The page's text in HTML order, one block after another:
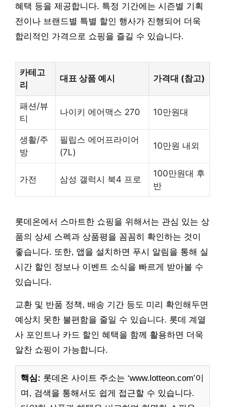
혜택 등을 제공합니다. 특정 기간에는 시즌별 기획
전이나 브랜드별 특별 할인 행사가 진행되어 더욱
합리적인 가격으로 쇼핑을 즐길 수 있습니다.
카테고
리
대표 상품 예시 가격대 (참고)
패션/뷰
티
나이키 에어맥스 270 10만원대
생활/주
방
필립스 에어프라이어
(7L)
10만원 내외
가전 삼성 갤럭시 북4 프로
100만원대 후
반
롯데온에서 스마트한 쇼핑을 위해서는 관심 있는 상
품의 상세 스펙과 상품평을 꼼꼼히 확인하는 것이
좋습니다. 또한, 앱을 설치하면 푸시 알림을 통해 실
시간 할인 정보나 이벤트 소식을 빠르게 받아볼 수
있습니다.
교환 및 반품 정책, 배송 기간 등도 미리 확인해두면
예상치 못한 불편함을 줄일 수 있습니다. 롯데 계열
사 포인트나 카드 할인 혜택을 함께 활용하면 더욱
알찬 쇼핑이 가능합니다.
핵심: 롯데온 사이트 주소는 ‘www.lotteon.com’이
며, 검색을 통해서도 쉽게 접근할 수 있습니다.